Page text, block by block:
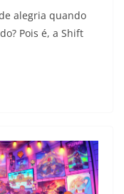
alegria quando
Pois é, a Shift